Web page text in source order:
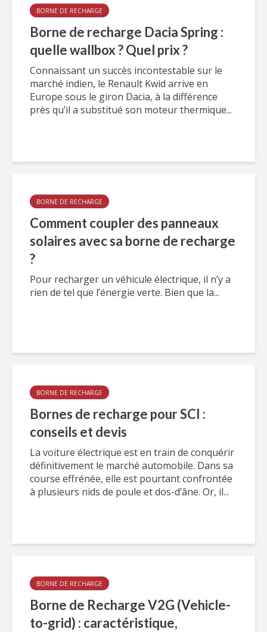
BORNE DE RECHARGE
Borne de recharge Dacia Spring :
quelle wallbox ? Quel prix ?
Connaissant un succès incontestable sur le
marché indien, le Renault Kwid arrive en
Europe sous le giron Dacia, à la différence
près qu’il a substitué son moteur thermique...
BORNE DE RECHARGE
Comment coupler des panneaux
solaires avec sa borne de recharge
?
Pour recharger un véhicule électrique, il n’y a
rien de tel que l’énergie verte. Bien que la...
BORNE DE RECHARGE
Bornes de recharge pour SCI :
conseils et devis
La voiture électrique est en train de conquérir
définitivement le marché automobile. Dans sa
course effrénée, elle est pourtant confrontée
à plusieurs nids de poule et dos-d’âne. Or, il...
BORNE DE RECHARGE
Borne de Recharge V2G (Vehicle-
to-grid) : caractéristique,